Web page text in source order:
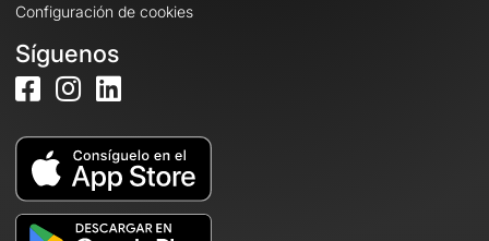
Configuración de cookies
Síguenos